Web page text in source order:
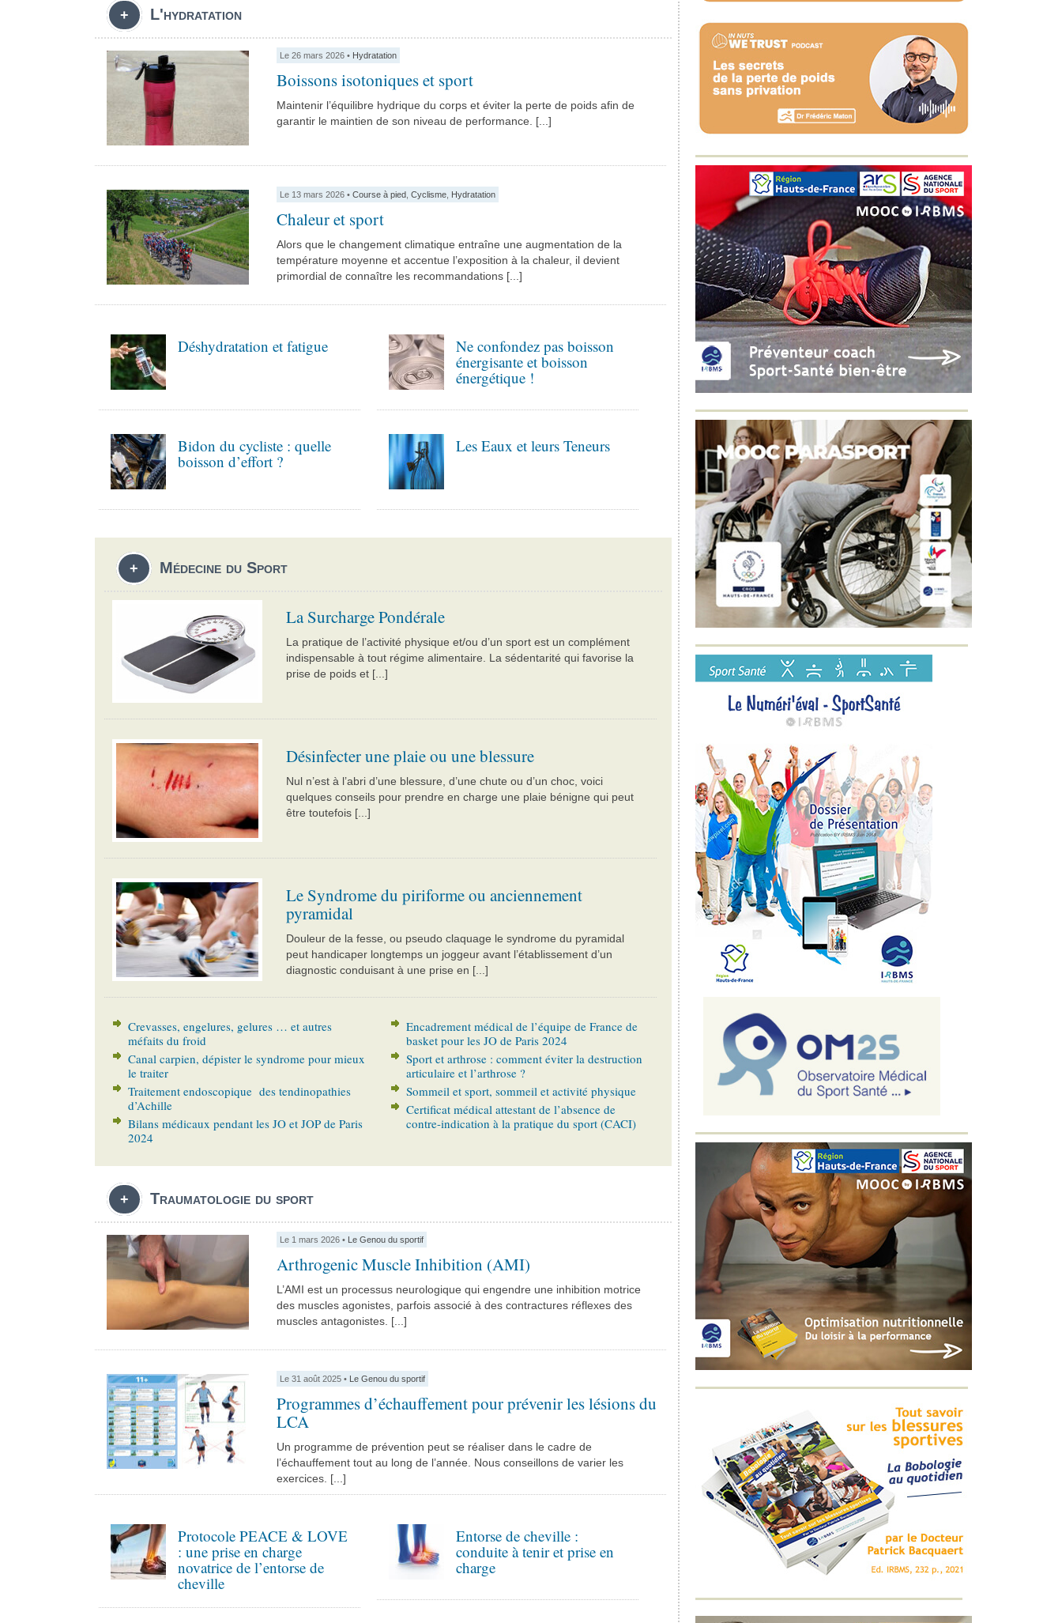
+ L'hydratation
Le 26 mars 2026 • Hydratation
Boissons isotoniques et sport
Maintenir l’équilibre hydrique du corps et éviter la perte de poids afin de
garantir le maintien de son niveau de performance. [...]
Le 13 mars 2026 • Course à pied, Cyclisme, Hydratation
Chaleur et sport
Alors que le changement climatique entraîne une augmentation de la
température moyenne et accentue l’exposition à la chaleur, il devient
primordial de connaître les recommandations [...]
Déshydratation et fatigue
Bidon du cycliste : quelle
boisson d’effort ?
Ne confondez pas boisson
énergisante et boisson
énergétique !
Les Eaux et leurs Teneurs
+ Médecine du Sport
La Surcharge Pondérale
La pratique de l’activité physique et/ou d’un sport est un complément
indispensable à tout régime alimentaire. La sédentarité qui favorise la
prise de poids et [...]
Désinfecter une plaie ou une blessure
Nul n’est à l’abri d’une blessure, d’une chute ou d’un choc, voici
quelques conseils pour prendre en charge une plaie bénigne qui peut
être toutefois [...]
Le Syndrome du piriforme ou anciennement
pyramidal
Douleur de la fesse, ou pseudo claquage le syndrome du pyramidal
peut handicaper longtemps un joggeur avant l’établissement d’un
diagnostic conduisant à une prise en [...]
Crevasses, engelures, gelures … et autres
méfaits du froid
Canal carpien, dépister le syndrome pour mieux
le traiter
Traitement endoscopique des tendinopathies
d’Achille
Bilans médicaux pendant les JO et JOP de Paris
2024
Encadrement médical de l’équipe de France de
basket pour les JO de Paris 2024
Sport et arthrose : comment éviter la destruction
articulaire et l’arthrose ?
Sommeil et sport, sommeil et activité physique
Certificat médical attestant de l’absence de
contre-indication à la pratique du sport (CACI)
+ Traumatologie du sport
Le 1 mars 2026 • Le Genou du sportif
Arthrogenic Muscle Inhibition (AMI)
L’AMI est un processus neurologique qui engendre une inhibition motrice
des muscles agonistes, parfois associé à des contractures réflexes des
muscles antagonistes. [...]
Le 31 août 2025 • Le Genou du sportif
Programmes d’échauffement pour prévenir les lésions du
LCA
Un programme de prévention peut se réaliser dans le cadre de
l’échauffement tout au long de l’année. Nous conseillons de varier les
exercices. [...]
Protocole PEACE & LOVE
: une prise en charge
novatrice de l’entorse de
cheville
Entorse de cheville :
conduite à tenir et prise en
charge